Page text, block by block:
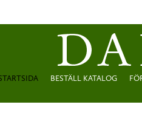
BESTÄLL KATALOG